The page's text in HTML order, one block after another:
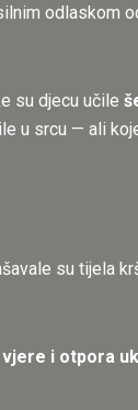
odlaskom
su djecu učile
u srcu — ali
su tijela
vjere i otpora